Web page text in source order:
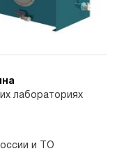
лабораториях
и ТО